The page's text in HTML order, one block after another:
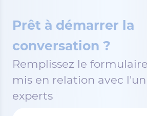
Prêt à démarrer la
conversation ?
Remplissez le
mis en relation avec
experts